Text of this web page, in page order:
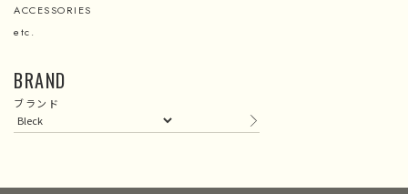
ACCESSORIES
etc.
BRAND
ブランド